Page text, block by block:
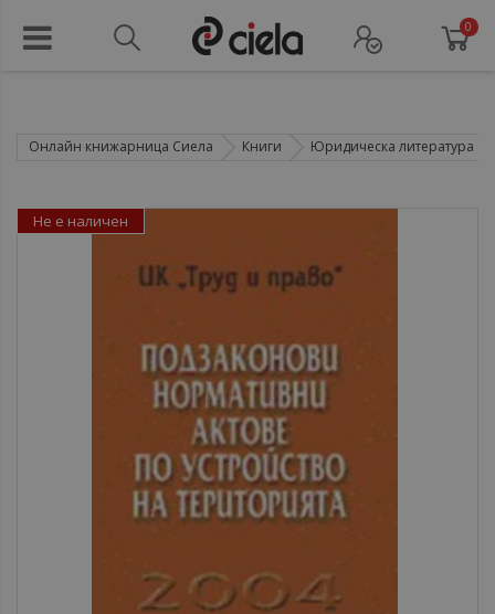
0
Онлайн книжарница Сиела Книги Юридическа литература
Не е наличен